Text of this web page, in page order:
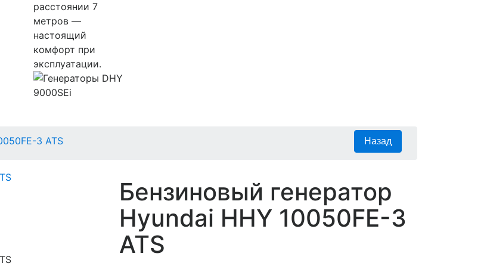
расстоянии 7
метров —
настоящий
комфорт при
эксплуатации.
3 ATS
Бензиновый генератор
Hyundai HHY 10050FE-3
ATS